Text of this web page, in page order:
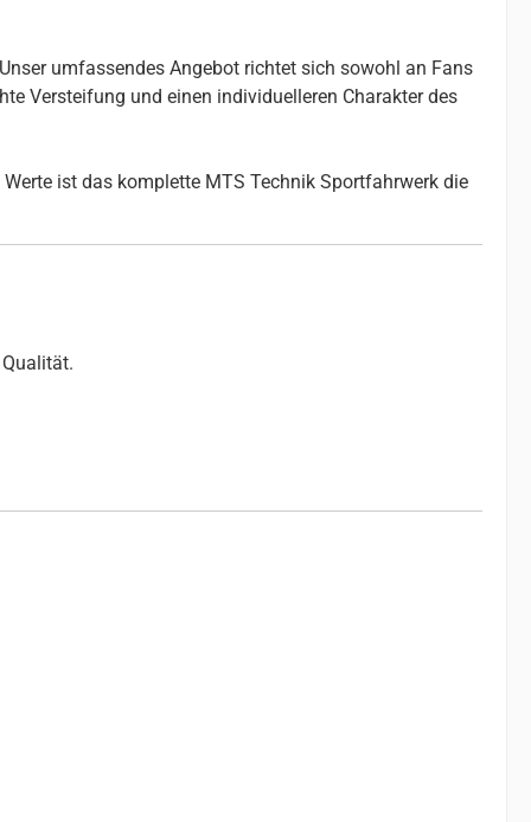
umfassendes Angebot richtet sich sowohl an Fans
Versteifung und einen individuelleren Charakter des
ist das komplette MTS Technik Sportfahrwerk die